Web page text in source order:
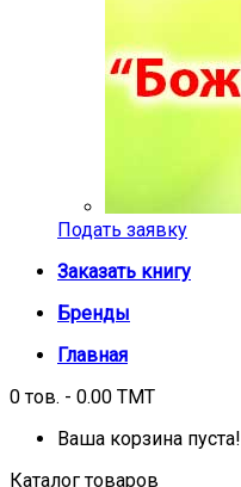
Подать заявку
Заказать книгу
Бренды
Главная
0 тов. - 0.00 TMT
Ваша корзина пуста!
Каталог товаров